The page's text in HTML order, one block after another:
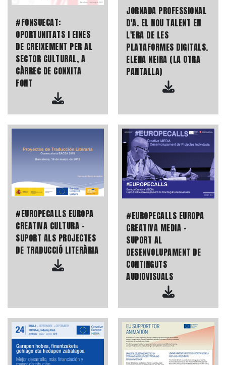
#FONSUECAT:
OPORTUNITATS I EINES
DE CREIXEMENT PER AL
SECTOR CULTURAL, A
CÀRREC DE CONXITA
FONT
JORNADA PROFESSIONAL
D'A. EL NOU TALENT EN
L'ERA DE LES
PLATAFORMES DIGITALS.
ELENA NEIRA (LA OTRA
PANTALLA)
#EUROPECALLS EUROPA
CREATIVA CULTURA -
SUPORT ALS PROJECTES
DE TRADUCCIÓ LITERÀRIA
#EUROPECALLS EUROPA
CREATIVA MEDIA -
SUPORT AL
DESENVOLUPAMENT DE
CONTINGUTS
AUDIOVISUALS